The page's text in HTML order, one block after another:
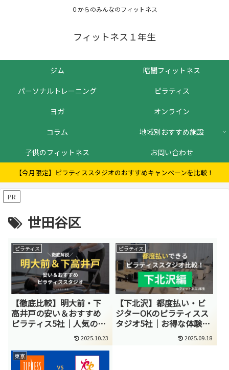
０からのみんなのフィットネス
フィットネス１年生
ジム
暗闇フィットネス
パーソナルトレーニング
ピラティス
ヨガ
オンライン
コラム
地域別おすすめ施設
子供のフィットネス
お問い合わせ
【今月限定】ピラティススタジオのおすすめキャンペーンを比較！
PR
世田谷区
ピラティス
【徹底比較】明大前・下
高井戸の安い＆おすすめ
ピラティス5社｜人気のマ
シン,マット,パーソナルス
2025.10.23
ピラティス
【下北沢】都度払い・ビ
ジターOKのピラティスス
タジオ5社｜お得な体験あ
2025.09.18
東京